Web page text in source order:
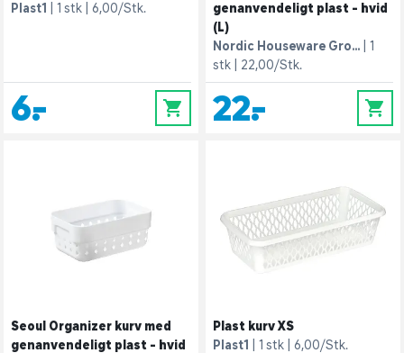
Plast1
1 stk 6,00/Stk.
6,- 0
genanvendeligt plast - hvid
(L)
Nordic Houseware Gro...
1
stk
22,00/Stk.
22,- 0
Seoul Organizer kurv med
genanvendeligt plast - hvid
Plast kurv XS
Plast1
1 stk 6,00/Stk.